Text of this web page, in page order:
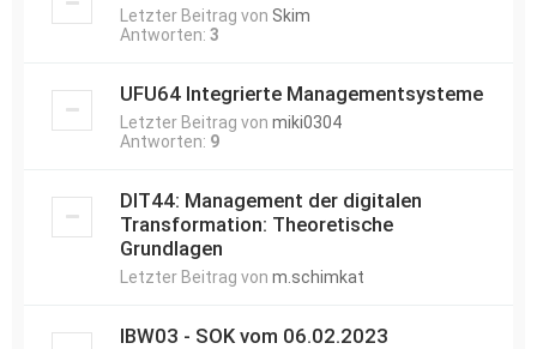
Letzter Beitrag von Skim
Antworten: 3
UFU64 Integrierte Managementsysteme
Letzter Beitrag von miki0304
Antworten: 9
DIT44: Management der digitalen
Transformation: Theoretische
Grundlagen
Letzter Beitrag von m.schimkat
IBW03 - SOK vom 06.02.2023